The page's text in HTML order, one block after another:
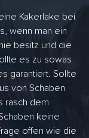
Kakerlake bei
wenn man ein
besitz und die
es zu sowas
garantiert. Sollte
von Schaben
rasch dem
keine
offen wie die